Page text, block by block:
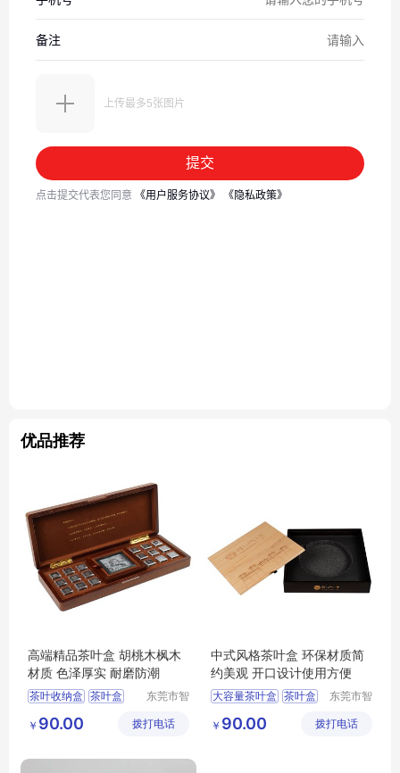
优品推荐
高端精品茶叶盒 胡桃木枫木
材质 色泽厚实 耐磨防潮
茶叶收纳盒 茶叶盒
多功能茶叶盒
东莞市智
限公司
￥ 90.00 拨打电话
中式风格茶叶盒 环保材质简
约美观 开口设计使用方便
大容量茶叶盒 茶叶盒
茶叶收纳盒
东莞市智
限公司
￥ 90.00 拨打电话